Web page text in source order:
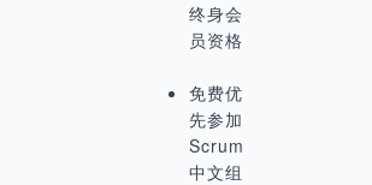
终身会
员资格
免费优
先参加
Scrum
中文组